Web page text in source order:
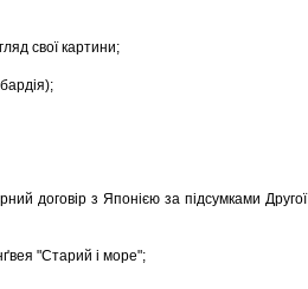
свої картини;
договір з Японією за підсумками Другої
"Старий і море";